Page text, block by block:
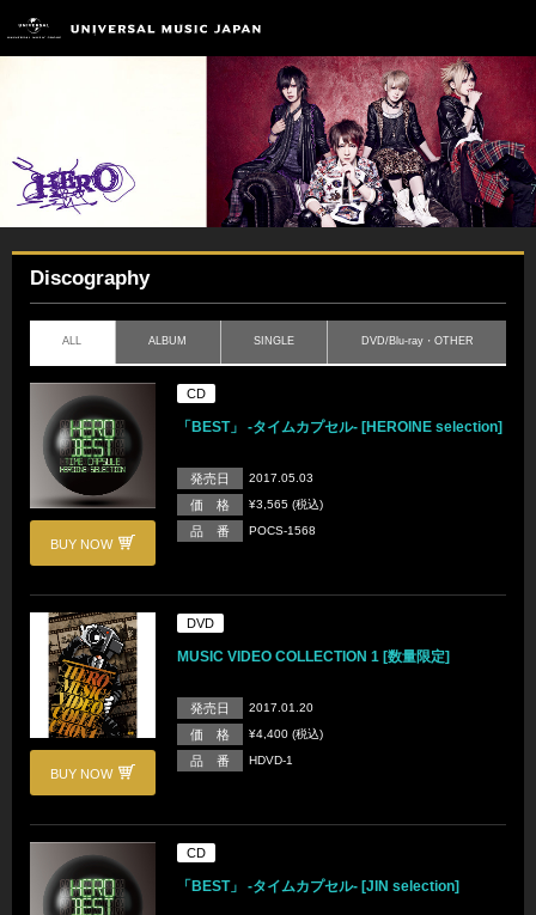
Discography
ALL ALBUM SINGLE DVD/Blu-ray・OTHER
BUY NOW
CD
「BEST」 -タイムカプセル- [HEROINE selection]
発売日 2017.05.03
価 格 ¥3,565 (税込)
品 番 POCS-1568
BUY NOW
DVD
MUSIC VIDEO COLLECTION 1 [数量限定]
発売日 2017.01.20
価 格 ¥4,400 (税込)
品 番 HDVD-1
CD
「BEST」 -タイムカプセル- [JIN selection]